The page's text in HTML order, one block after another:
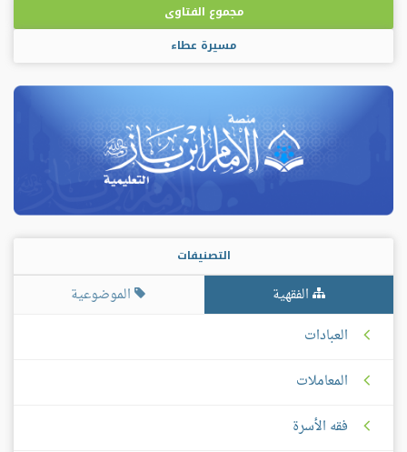
مجموع الفتاوى
مسيرة عطاء
التصنيفات
الفقهية
الموضوعية
العبادات
المعاملات
فقه الأسرة